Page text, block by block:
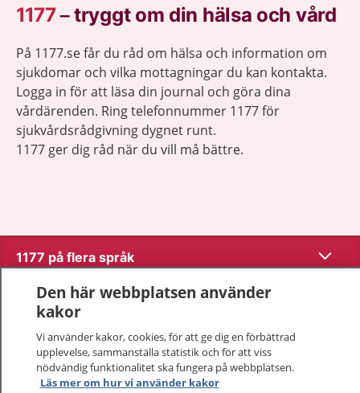
1177–tryggt om din hälsa och vård
På 1177.se får du råd om hälsa och information om
sjukdomar och vilka mottagningar du kan kontakta.
Logga in för att läsa din journal och göra dina
vårdärenden. Ring telefonnummer 1177 för
sjukvårdsrådgivning dygnet runt.
1177 ger dig råd när du vill må bättre.
1177 på flera språk Visa
Om 1177
Kontakt
Den här webbplatsen använder
kakor
Vi använder kakor, cookies, för att ge dig en förbättrad
upplevelse, sammanställa statistik och för att viss
nödvändig funktionalitet ska fungera på webbplatsen.
Läs mer om hur vi använder kakor